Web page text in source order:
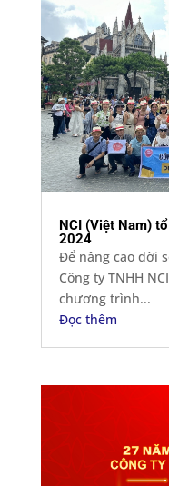
NCI (Việt Nam)
2024
Để nâng cao đời
Công ty TNHH
chương trình...
Đọc thêm